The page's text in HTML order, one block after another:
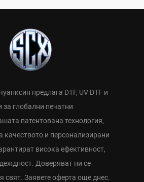
предлага DTF, UV DTF и
за глобални печатни
патентована технология,
качеството и персонализирани
висока ефективност,
Доверяват ни се
свят. Заявете оферта още днес.